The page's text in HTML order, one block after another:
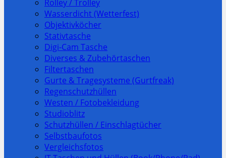
Rolley / Trolley
Wasserdicht (Wetterfest)
Objektivköcher
Stativtasche
Digi-Cam Tasche
Diverses & Zubehörtaschen
Filtertaschen
Gurte & Tragesysteme (Gurtfreak)
Regenschutzhüllen
Westen / Fotobekleidung
Studioblitz
Schutzhüllen / Einschlagtücher
Selbstbaufotos
Vergleichsfotos